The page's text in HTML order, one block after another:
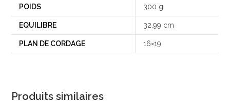
POIDS 300 g
EQUILIBRE 32,99 cm
PLAN DE CORDAGE 16×19
Produits similaires